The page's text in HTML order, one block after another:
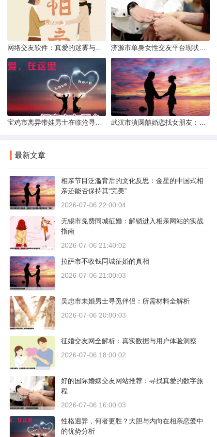
最新文章
相亲节目泛滥背后的文化反思：金星的中国式相
亲还能否保持其“完美”
2026-07-06 22:00:04
无锡市免费同城征婚：解锁进入相亲网站的实战
指南
2026-07-06 21:40:02
拉萨市不收钱同城征婚的真相
2026-07-06 21:00:03
吴忠市未婚男士寻觅伴侣：所需材料全解析
2026-07-06 20:00:03
征婚交友网全解析：真实数据与用户体验洞察
2026-07-06 18:00:02
好的国际婚姻交友网站推荐：寻找真爱的数字旅
程
2026-07-06 16:00:03
性格迥异，何者更胜？大胆与内向在相亲恋爱中
的优势分析